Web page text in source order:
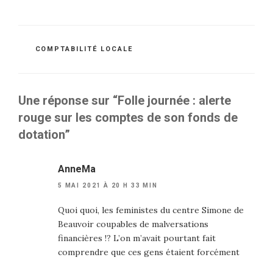
CATÉGORIES
COMPTABILITÉ LOCALE
Une réponse sur “Folle journée : alerte
rouge sur les comptes de son fonds de
dotation”
AnneMa
5 MAI 2021 À 20 H 33 MIN
Quoi quoi, les feministes du centre Simone de
Beauvoir coupables de malversations
financières !? L’on m’avait pourtant fait
comprendre que ces gens étaient forcément